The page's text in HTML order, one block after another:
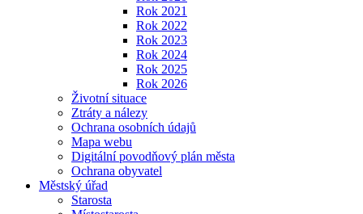
Rok 2021
Rok 2022
Rok 2023
Rok 2024
Rok 2025
Rok 2026
Životní situace
Ztráty a nálezy
Ochrana osobních údajů
Mapa webu
Digitální povodňový plán města
Ochrana obyvatel
Městský úřad
Starosta